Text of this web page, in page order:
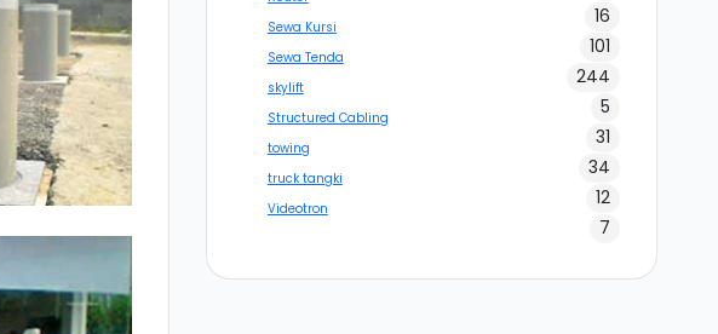
16
Sewa Kursi
101
Sewa Tenda
244
skylift
5
Structured Cabling
31
towing
34
truck tangki
12
Videotron
7